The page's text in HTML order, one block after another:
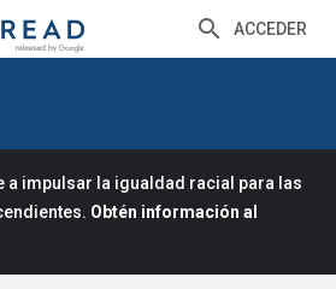
ACCEDER
a impulsar la igualdad racial para las
Obtén información al